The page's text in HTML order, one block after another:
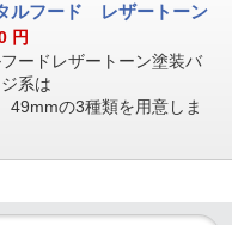
ルフード レザートーン
円
ードレザートーン塗装バ
系は
49mmの3種類を用意しま